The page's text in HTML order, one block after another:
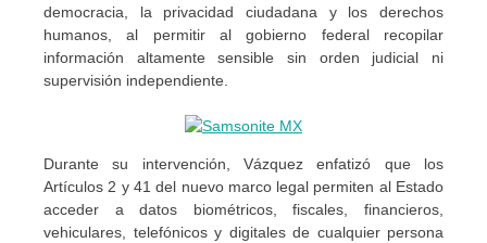
democracia, la privacidad ciudadana y los derechos
humanos, al permitir al gobierno federal recopilar
información altamente sensible sin orden judicial ni
supervisión independiente.
Durante su intervención, Vázquez enfatizó que los
Artículos 2 y 41 del nuevo marco legal permiten al Estado
acceder a datos biométricos, fiscales, financieros,
vehiculares, telefónicos y digitales de cualquier persona